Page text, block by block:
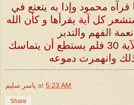
قرآه محمود وإذا به يتعتع في
كل آية يقرأها و كأن الله
الفهم والتدبر
30 فلم يستطع أن يتماسك
وانهمرت دموعه
ياسر سليم at 5:23 AM
Share